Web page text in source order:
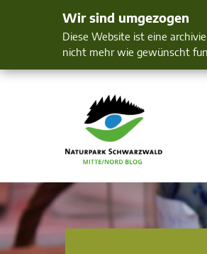
Wir sind umgezogen
Diese Website ist eine
nicht mehr wie gewünscht